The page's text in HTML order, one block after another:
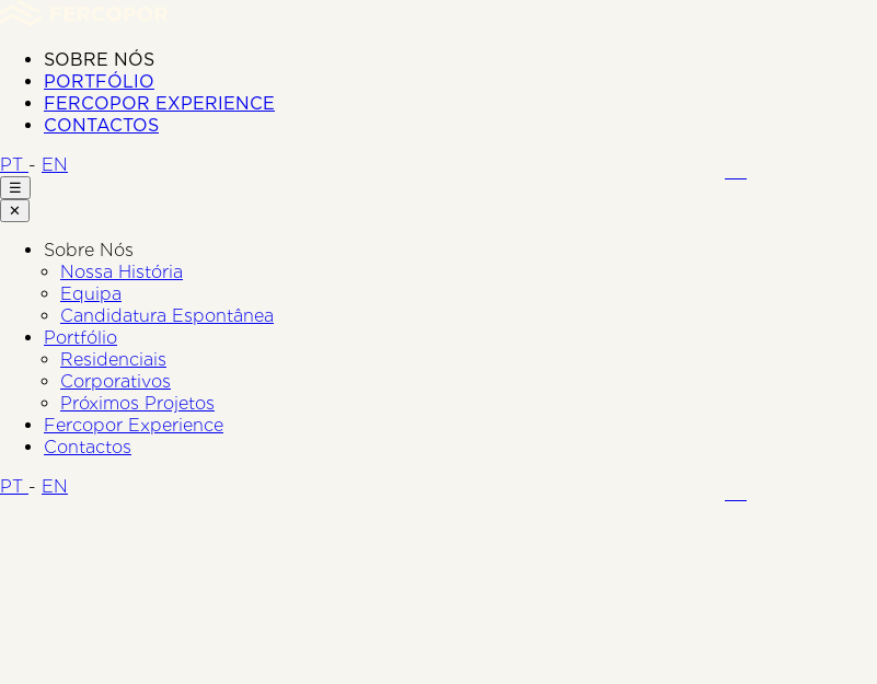
SOBRE NÓS
PORTFÓLIO
FERCOPOR EXPERIENCE
CONTACTOS
PT - EN
☰
✕
Sobre Nós
Nossa História
Equipa
Candidatura Espontânea
Portfólio
Residenciais
Corporativos
Próximos Projetos
Fercopor Experience
Contactos
PT - EN